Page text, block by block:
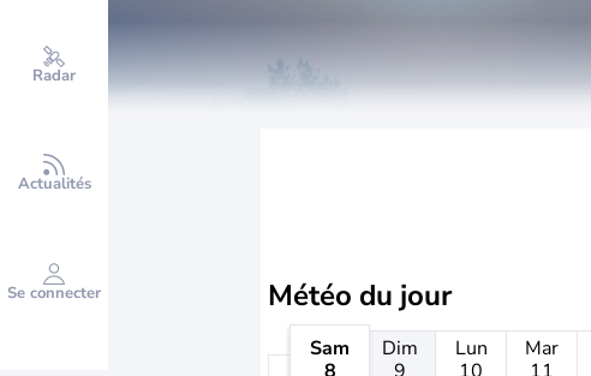
Radar
Actualités
Se connecter Météo du jour
Sam
Dim
Lun
Mar